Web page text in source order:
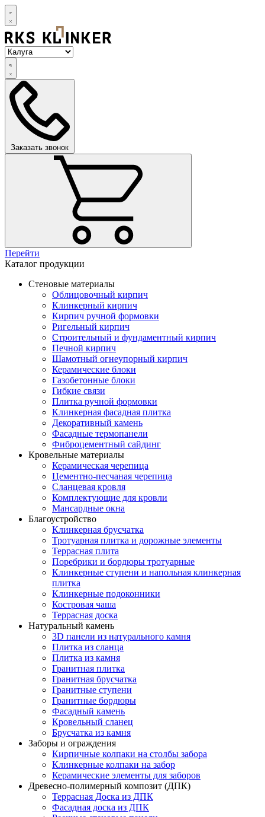
Заказать звонок
Перейти
Каталог продукции
Стеновые материалы
Облицовочный кирпич
Клинкерный кирпич
Кирпич ручной формовки
Ригельный кирпич
Строительный и фундаментный кирпич
Печной кирпич
Шамотный огнеупорный кирпич
Керамические блоки
Газобетонные блоки
Гибкие связи
Плитка ручной формовки
Клинкерная фасадная плитка
Декоративный камень
Фасадные термопанели
Фиброцементный сайдинг
Кровельные материалы
Керамическая черепица
Цементно-песчаная черепица
Сланцевая кровля
Комплектующие для кровли
Мансардные окна
Благоустройство
Клинкерная брусчатка
Тротуарная плитка и дорожные элементы
Террасная плита
Поребрики и бордюры тротуарные
Клинкерные ступени и напольная клинкерная
плитка
Клинкерные подоконники
Костровая чаша
Террасная доска
Натуральный камень
3D панели из натурального камня
Плитка из сланца
Плитка из камня
Гранитная плитка
Гранитная брусчатка
Гранитные ступени
Гранитные бордюры
Фасадный камень
Кровельный сланец
Брусчатка из камня
Заборы и ограждения
Кирпичные колпаки на столбы забора
Клинкерные колпаки на забор
Керамические элементы для заборов
Древесно-полимерный композит (ДПК)
Террасная Доска из ДПК
Фасадная доска из ДПК